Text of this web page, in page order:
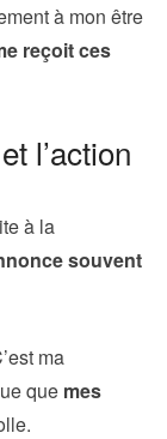
à mon être
reçoit ces
l’action
à la
souvent
ma
que mes